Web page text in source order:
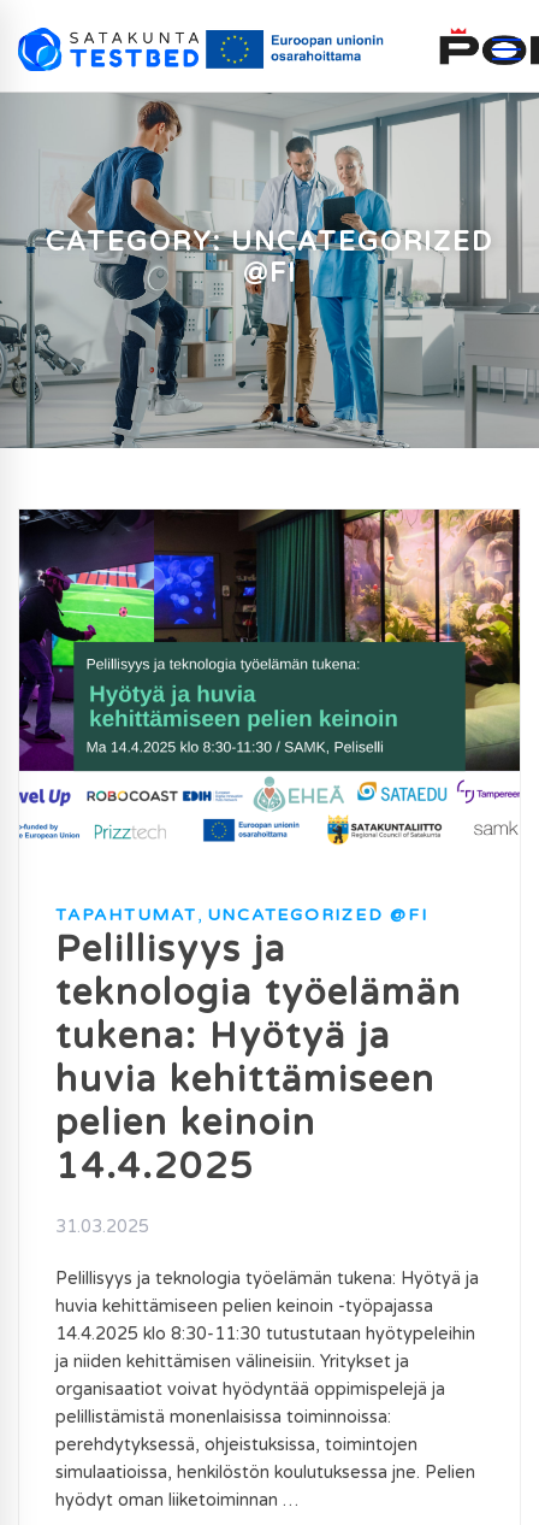
CATEGORY: UNCATEGORIZED
@FI
TAPAHTUMAT, UNCATEGORIZED @FI
Pelillisyys ja
teknologia työelämän
tukena: Hyötyä ja
huvia kehittämiseen
pelien keinoin
14.4.2025
31.03.2025
Pelillisyys ja teknologia työelämän tukena: Hyötyä ja
huvia kehittämiseen pelien keinoin -työpajassa
14.4.2025 klo 8:30-11:30 tutustutaan hyötypeleihin
ja niiden kehittämisen välineisiin. Yritykset ja
organisaatiot voivat hyödyntää oppimispelejä ja
pelillistämistä monenlaisissa toiminnoissa:
perehdytyksessä, ohjeistuksissa, toimintojen
simulaatioissa, henkilöstön koulutuksessa jne. Pelien
hyödyt oman liiketoiminnan …